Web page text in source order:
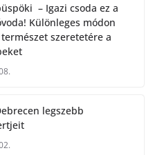
– Igazi csoda ez a
Különleges módon
szeretetére a
legszebb